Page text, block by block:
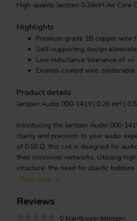
High-quality Jantzen 0.26mH Air Core
Highlights
Premium-grade 1B copper wire
Self-supporting design
Low inductance tolerance of
Enamel-coated wire,
Product details
Jantzen Audio 000-1419 | 0,26 mH |
Introducing the Jantzen Audio 000-
clarity and precision to your audio
of 0.50 Ω, this coil is designed for
their crossover networks. Utilizing
structure, the need for plastic
The wire is enameled and features a
this coil prevents saturation and
Toon meer
Reviews
0 klantbeoordelingen